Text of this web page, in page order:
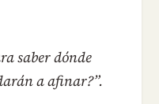
saber dónde
a afinar?”.